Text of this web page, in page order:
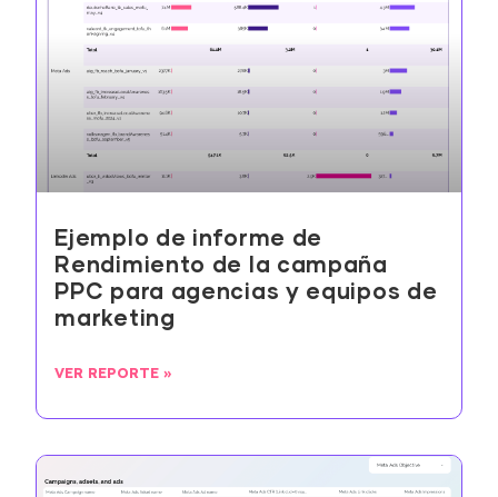
Ejemplo de informe de
Rendimiento de la campaña
PPC para agencias y equipos de
marketing
VER REPORTE »